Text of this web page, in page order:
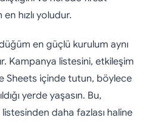
en hızlı yoludur.
en güçlü kurulum aynı
Kampanya listesini, etkileşim
Sheets içinde tutun, böylece
yerde yaşasın. Bu,
daha fazlası haline